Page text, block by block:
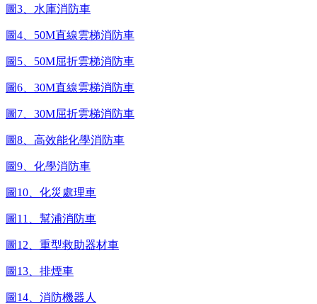
圖3、水庫消防車
圖4、50M直線雲梯消防車
圖5、50M屈折雲梯消防車
圖6、30M直線雲梯消防車
圖7、30M屈折雲梯消防車
圖8、高效能化學消防車
圖9、化學消防車
圖10、化災處理車
圖11、幫浦消防車
圖12、重型救助器材車
圖13、排煙車
圖14、消防機器人